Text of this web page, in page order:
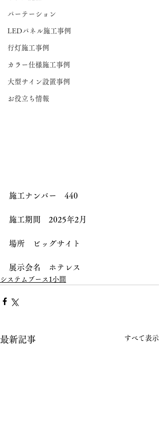
パーテーション
LEDパネル施工事例
行灯施工事例
カラー仕様施工事例
大型サイン設置事例
お役立ち情報
施工ナンバー　440
施工期間　2025年2月
場所　ビッグサイト
展示会名　ホテレス
システムブース1小間
最新記事 すべて表示